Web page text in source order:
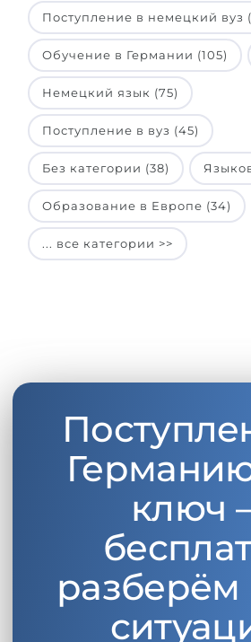
Поступление в немецкий вуз
Обучение в Германии (105)
Немецкий язык (75)
Поступление в вуз (45)
Без категории (38)
Образование в Европе (34)
... все категории >>
ключ